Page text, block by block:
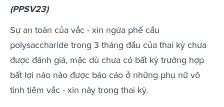
(PPSV23)
Sự an toàn của vắc - xin ngừa phế cầu
polysaccharide trong 3 tháng đầu của thai kỳ chưa
được đánh giá, mặc dù chưa có bất kỳ trường hợp
bất lợi nào nào được báo cáo ở những phụ nữ vô
tình tiêm vắc - xin này trong thai kỳ.